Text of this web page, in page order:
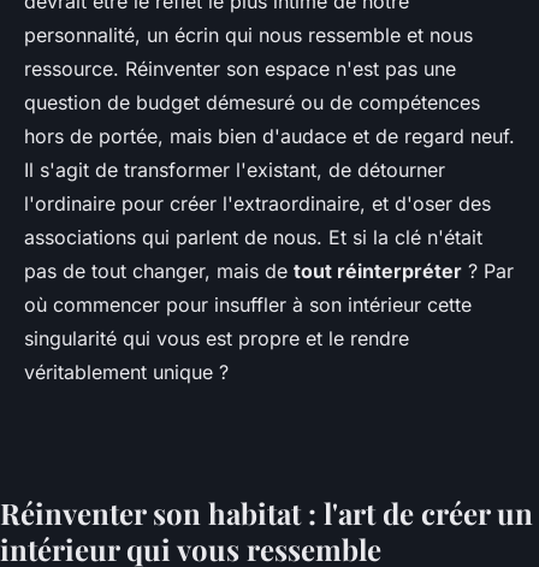
personnalité, un écrin qui nous ressemble et nous
ressource. Réinventer son espace n'est pas une
question de budget démesuré ou de compétences
hors de portée, mais bien d'audace et de regard neuf.
Il s'agit de transformer l'existant, de détourner
l'ordinaire pour créer l'extraordinaire, et d'oser des
associations qui parlent de nous. Et si la clé n'était
pas de tout changer, mais de tout réinterpréter ? Par
où commencer pour insuffler à son intérieur cette
singularité qui vous est propre et le rendre
véritablement unique ?
Réinventer son habitat : l'art de créer un
intérieur qui vous ressemble